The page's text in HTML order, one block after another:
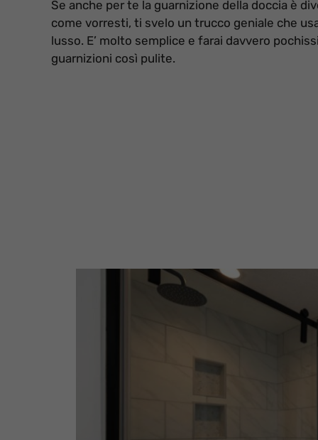
Se anche per te la guarnizione della doccia è
come vorresti, ti svelo un trucco geniale che
lusso. E’ molto semplice e farai davvero
guarnizioni così pulite.